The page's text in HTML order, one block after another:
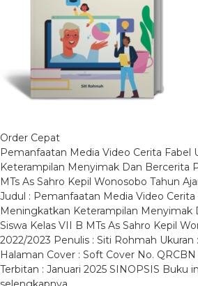
Order Cepat
Pemanfaatan Media Video Cerita Fabel
Keterampilan Menyimak Dan Bercerita
MTs As Sahro Kepil Wonosobo Tahun
Judul : Pemanfaatan Media Video
Meningkatkan Keterampilan Menyimak
Siswa Kelas VII B MTs As Sahro Kepil
2022/2023 Penulis : Siti Rohmah Ukuran :
Halaman Cover : Soft Cover No. QRCBN
Terbitan : Januari 2025 SINOPSIS Buku